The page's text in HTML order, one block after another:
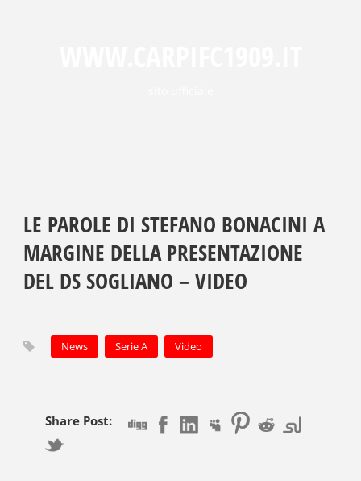
LE PAROLE DI STEFANO BONACINI A
MARGINE DELLA PRESENTAZIONE
DEL DS SOGLIANO – VIDEO
News Serie A Video
Share Post: